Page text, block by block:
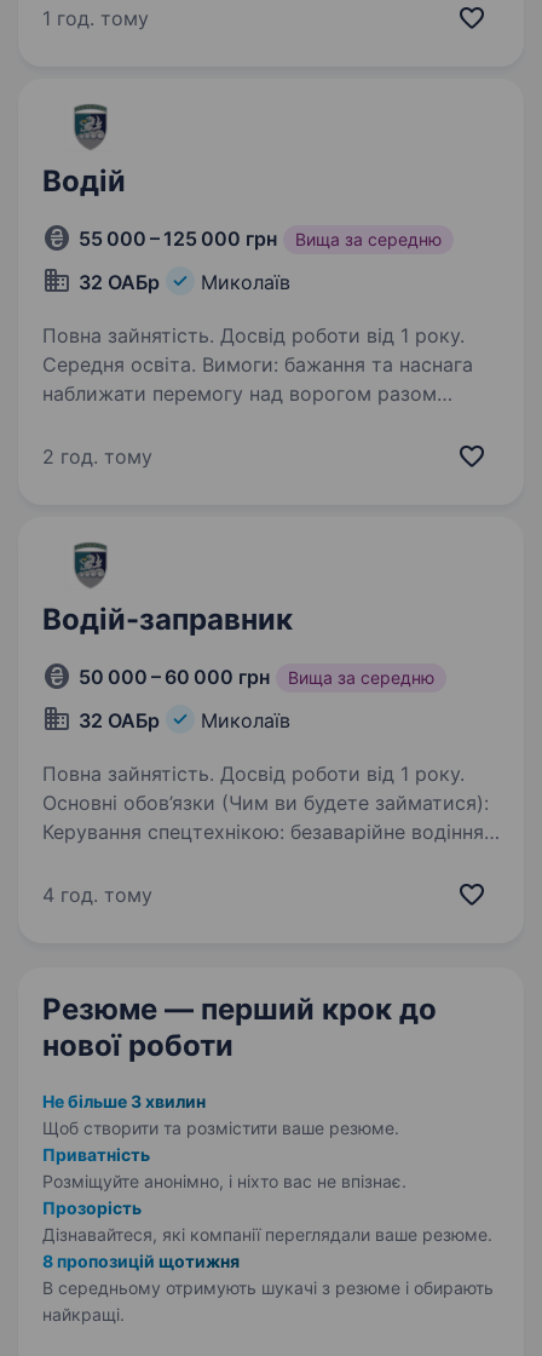
року до повномасштабного вторгнення
областей, де у 2022…
1 год. тому
Водій
55 000 – 125 000 грн Вища за середню
32 ОАБр Миколаїв
Повна зайнятість. Досвід роботи від 1 року.
Середня освіта. Вимоги: бажання та наснага
наближати перемогу над ворогом разом
посвідчення відповідних категорій (бажано C,
2 год. тому
Водій-заправник
50 000 – 60 000 грн Вища за середню
32 ОАБр Миколаїв
Повна зайнятість. Досвід роботи від 1 року.
Основні обов’язки (Чим ви будете займатися):
Керування спецтехнікою: безаварійне водіння
та польових умовах. Прийом та видача ПММ:
4 год. тому
Резюме — перший крок до
нової роботи
Не більше 3 хвилин
Щоб створити та розмістити ваше резюме.
Приватність
Розміщуйте анонімно, і ніхто вас не впізнає.
Прозорість
Дізнавайтеся, які компанії переглядали ваше резюме.
8 пропозицій щотижня
В середньому отримують шукачі з резюме і обирають
найкращі.